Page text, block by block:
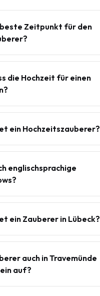
Zeitpunkt für den
die Hochzeit für einen
ein Hochzeitszauberer?
englischsprachige
ein Zauberer in Lübeck?
auch in Travemünde
auf?